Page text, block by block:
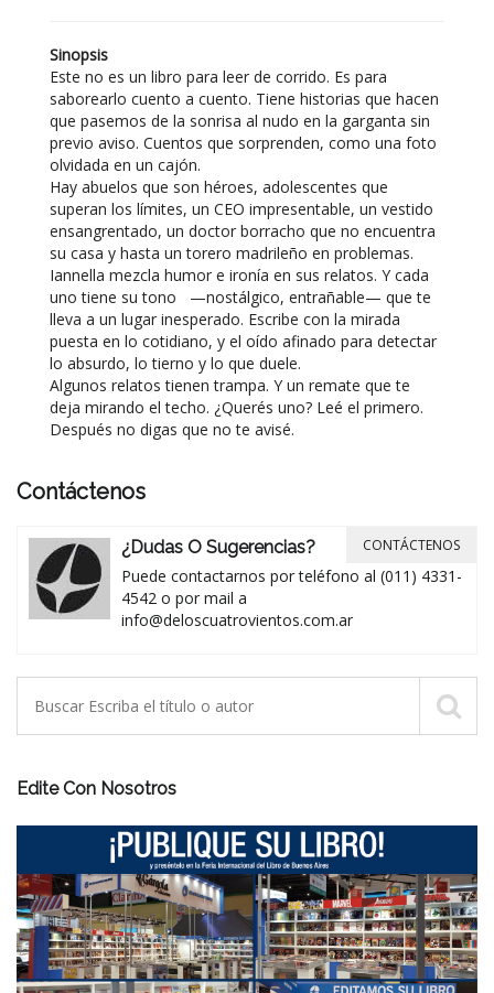
Sinopsis
Este no es un libro para leer de corrido. Es para
saborearlo cuento a cuento. Tiene historias que hacen
que pasemos de la sonrisa al nudo en la garganta sin
previo aviso. Cuentos que sorprenden, como una foto
olvidada en un cajón.
Hay abuelos que son héroes, adolescentes que
superan los límites, un CEO impresentable, un vestido
ensangrentado, un doctor borracho que no encuentra
su casa y hasta un torero madrileño en problemas.
Iannella mezcla humor e ironía en sus relatos. Y cada
uno tiene su tono —nostálgico, entrañable— que te
lleva a un lugar inesperado. Escribe con la mirada
puesta en lo cotidiano, y el oído afinado para detectar
lo absurdo, lo tierno y lo que duele.
Algunos relatos tienen trampa. Y un remate que te
deja mirando el techo. ¿Querés uno? Leé el primero.
Después no digas que no te avisé.
Contáctenos
¿Dudas O Sugerencias?
Puede contactarnos por teléfono al (011) 4331-
4542 o por mail a
info@deloscuatrovientos.com.ar
CONTÁCTENOS
Edite Con Nosotros